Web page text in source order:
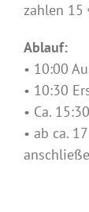
zahlen 15
Ablauf:
• 10:00
• 10:30
• Ca.
• ab ca.